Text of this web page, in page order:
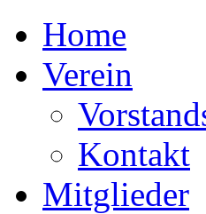
Home
Verein
Kontakt
Mitglieder